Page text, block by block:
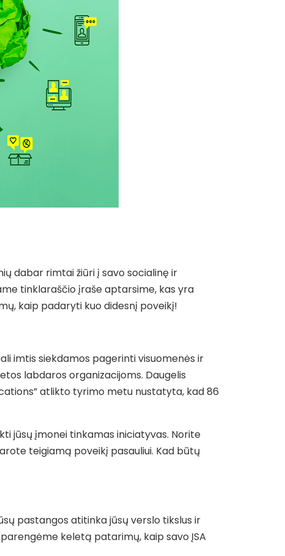
dabar rimtai žiūri į savo socialinę ir
tinklaraščio įraše aptarsime, kas yra
kaip padaryti kuo didesnį poveikį!
imtis siekdamos pagerinti visuomenės ir
labdaros organizacijoms. Daugelis
atlikto tyrimo metu nustatyta, kad 86
jūsų įmonei tinkamas iniciatyvas. Norite
teigiamą poveikį pasauliui. Kad būtų
pastangos atitinka jūsų verslo tikslus ir
keletą patarimų, kaip savo ĮSA